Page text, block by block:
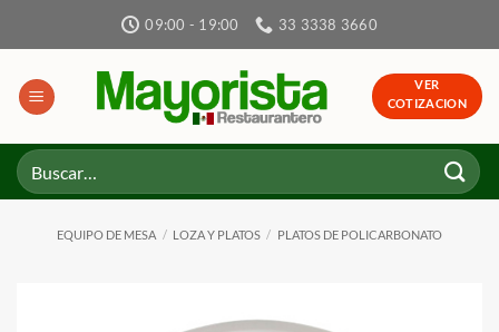
09:00 - 19:00 33 3338 3660
VER
COTIZACION
Buscar
por:
EQUIPO DE MESA / LOZA Y PLATOS / PLATOS DE POLICARBONATO